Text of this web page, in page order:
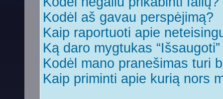
Kodėl aš gavau perspėjimą?
Kaip raportuoti apie
Ką daro mygtukas
Kodėl mano pranešimas turi
Kaip priminti apie kurią nors